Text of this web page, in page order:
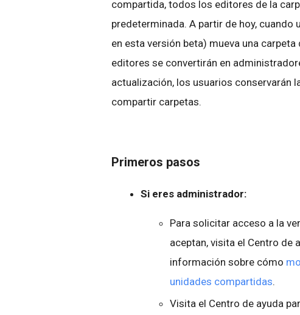
compartida, todos los editores de la
predeterminada. A partir de hoy,
en esta versión beta) mueva una
editores se convertirán en
actualización, los usuarios conservarán
compartir carpetas.
Primeros pasos
Si eres administrador:
Para solicitar acceso a la
aceptan, visita el Centro de
información sobre cómo
unidades compartidas.
Visita el Centro de ayuda